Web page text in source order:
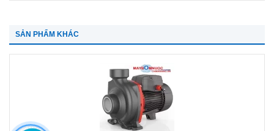
SẢN PHẨM KHÁC